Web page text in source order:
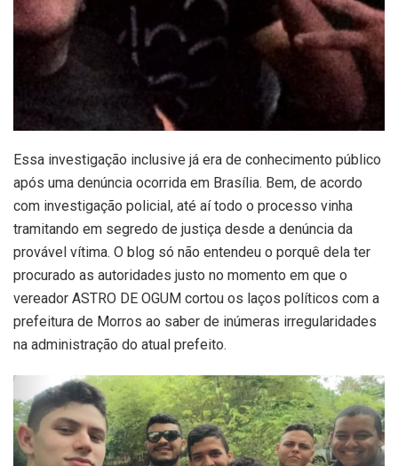
Essa investigação inclusive já era de conhecimento público
após uma denúncia ocorrida em Brasília. Bem, de acordo
com investigação policial, até aí todo o processo vinha
tramitando em segredo de justiça desde a denúncia da
provável vítima. O blog só não entendeu o porquê dela ter
procurado as autoridades justo no momento em que o
vereador ASTRO DE OGUM cortou os laços políticos com a
prefeitura de Morros ao saber de inúmeras irregularidades
na administração do atual prefeito.